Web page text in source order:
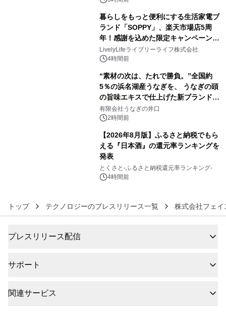
アーティストを フィーチャーしたアニ
メーションを公開～
暮らしをもっと便利にする生活家電ブ
ランド「SOPPY」、楽天市場店5周
年！感謝を込めた限定キャンペーンを
8月10日より開催
LivelyLifeライブリーライフ株式会社
4時間前
“素材の次は、たれで勝負。”全国約
5％の浜名湖産うなぎを、 うなぎの頭
の旨味エキスで仕上げた新ブランド
「井口の誉」誕生
有限会社うなぎの井口
2時間前
【2026年8月版】ふるさと納税でもら
える『日本酒』の還元率ランキングを
発表
とくさと-ふるさと納税還元率ランキング-
4時間前
トップ テクノロジーのプレスリリース一覧 株式会社フェイ
プレスリリース配信
サポート
関連サービス